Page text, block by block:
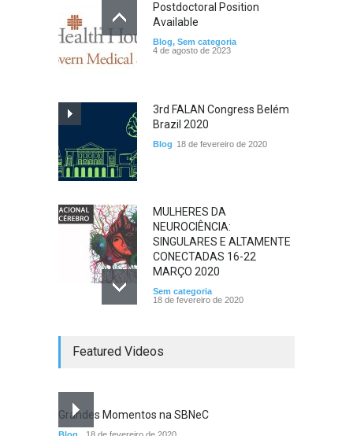
Postdoctoral Position
Available
Blog, Sem categoria
4 de agosto de 2023
3rd FALAN Congress Belém
Brazil 2020
Blog 18 de fevereiro de 2020
MULHERES DA
NEUROCIÊNCIA:
SINGULARES E ALTAMENTE
CONECTADAS 16-22
MARÇO 2020
Sem categoria
18 de fevereiro de 2020
AS DECLARAÇÕES DO
Sem categoria
Featured Videos
Grandes Momentos na SBNeC